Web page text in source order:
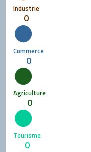
Industrie
0
Commerce
0
Agriculture
0
Tourisme
0